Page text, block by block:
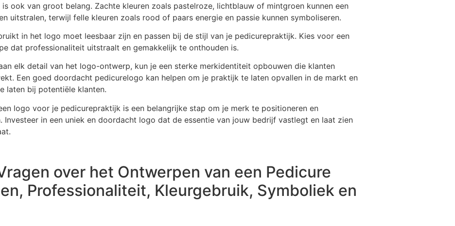
ook van groot belang. Zachte kleuren zoals pastelroze, lichtblauw of mintgroen kunnen een
uitstralen, terwijl felle kleuren zoals rood of paars energie en passie kunnen symboliseren.
in het logo moet leesbaar zijn en passen bij de stijl van je pedicurepraktijk. Kies voor een
dat professionaliteit uitstraalt en gemakkelijk te onthouden is.
elk detail van het logo-ontwerp, kun je een sterke merkidentiteit opbouwen die klanten
Een goed doordacht pedicurelogo kan helpen om je praktijk te laten opvallen in de markt en
laten bij potentiële klanten.
logo voor je pedicurepraktijk is een belangrijke stap om je merk te positioneren en
Investeer in een uniek en doordacht logo dat de essentie van jouw bedrijf vastlegt en laat zien
over het Ontwerpen van een Pedicure
Professionaliteit, Kleurgebruik, Symboliek en